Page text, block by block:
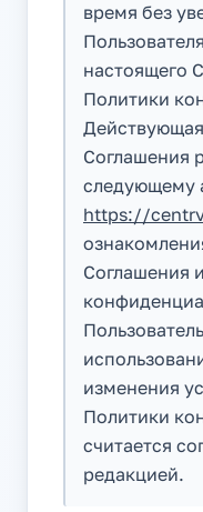
время без
настоящего
Политики
Соглашения
следующему
https://
Соглашения
изменения
Политики
считается
редакцией.